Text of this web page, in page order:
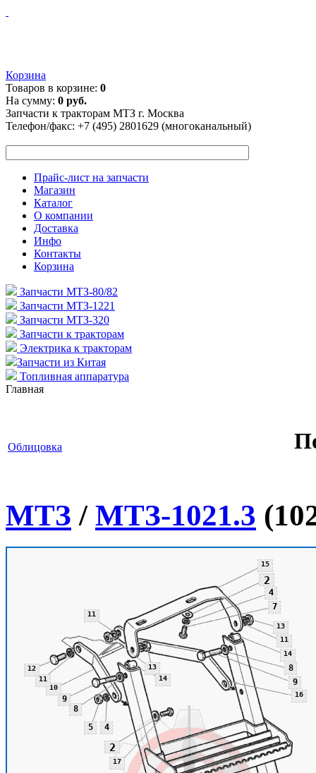
Корзина
Товаров в корзине: 0
На сумму: 0 руб.
Запчасти к тракторам МТЗ г. Москва
Телефон/факс: +7 (495) 2801629 (многоканальный)
Прайс-лист на запчасти
Магазин
Каталог
О компании
Доставка
Инфо
Контакты
Корзина
Запчасти МТЗ-80/82
Запчасти МТЗ-1221
Запчасти МТЗ-320
Запчасти к тракторам
Электрика к тракторам
Запчасти из Китая
Топливная аппаратура
Главная
Облицовка
МТЗ / МТЗ-1021.3
2
2
4
4
5
7
8
8
9
9
10
11
11
11
12
13
13
14
14
15
15
16
17